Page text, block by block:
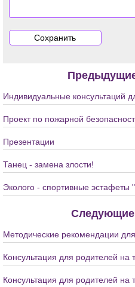
Индивидуальные консультаций
Проект по пожарной
Презентации
Танец - замена злости!
Эколого - спортивные эстафеты
Методические рекомендации
Консультация для родителей на
Консультация для родителей на